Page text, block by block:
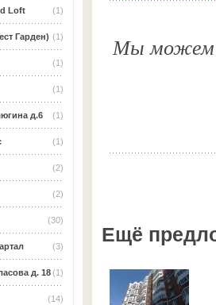
(1)
Loft
(1)
Гарден)
(1)
(1)
(1)
д.6
(1)
(2)
(2)
(30)
(3)
(1)
д. 18
(14)
Мы можем
Ещё